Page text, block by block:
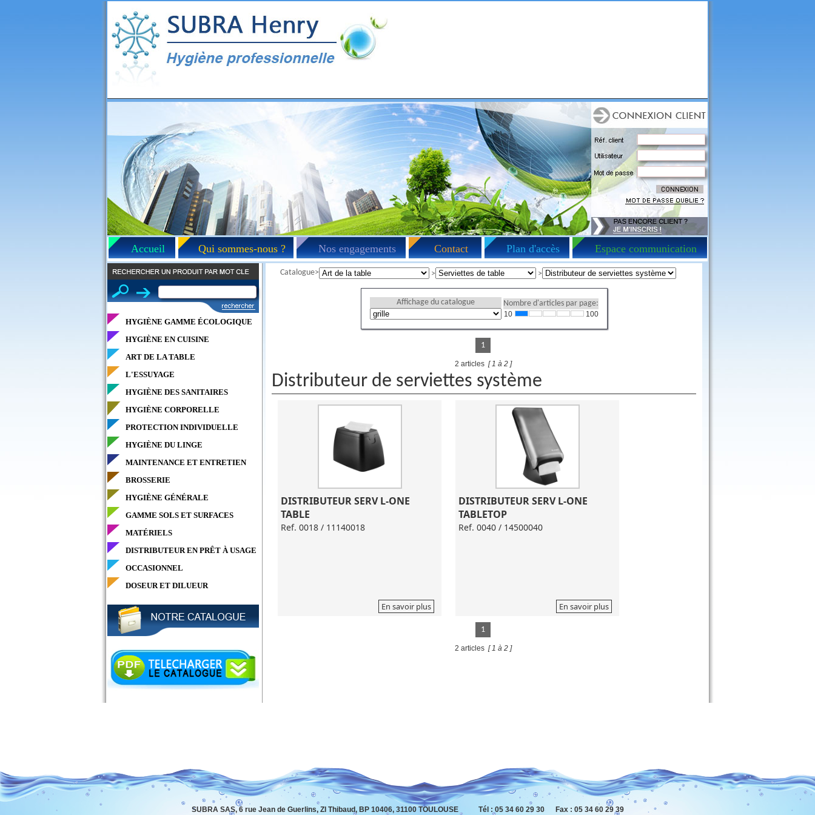
Accueil Qui sommes-nous ? Nos engagements Contact Plan d'accès Espace communication
HYGIÈNE GAMME ÉCOLOGIQUE
HYGIÈNE EN CUISINE
ART DE LA TABLE
L'ESSUYAGE
HYGIÈNE DES SANITAIRES
HYGIÈNE CORPORELLE
PROTECTION INDIVIDUELLE
HYGIÈNE DU LINGE
MAINTENANCE ET ENTRETIEN
BROSSERIE
HYGIÈNE GÉNÉRALE
GAMME SOLS ET SURFACES
MATÉRIELS
DISTRIBUTEUR EN PRÊT À USAGE
OCCASIONNEL
DOSEUR ET DILUEUR
Catalogue
Affichage du catalogue Nombre d'articles par page:
10 100
1
2 articles [ 1 à 2 ]
Distributeur de serviettes système
DISTRIBUTEUR SERV L-ONE
TABLE
Ref. 0018 / 11140018
En savoir plus
DISTRIBUTEUR SERV L-ONE
TABLETOP
Ref. 0040 / 14500040
En savoir plus
1
2 articles [ 1 à 2 ]
SUBRA SAS, 6 rue Jean de Guerlins, ZI Thibaud, BP 10406, 31100 TOULOUSE Tél : 05 34 60 29 30 Fax : 05 34 60 29 39